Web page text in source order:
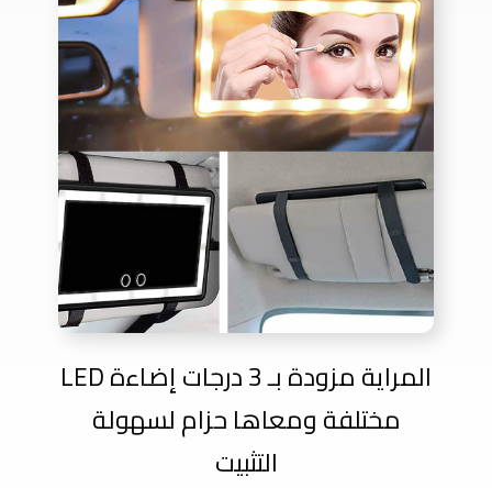
المراية مزودة بـ 3 درجات إضاءة LED
مختلفة ومعاها حزام لسهولة
التثبيت